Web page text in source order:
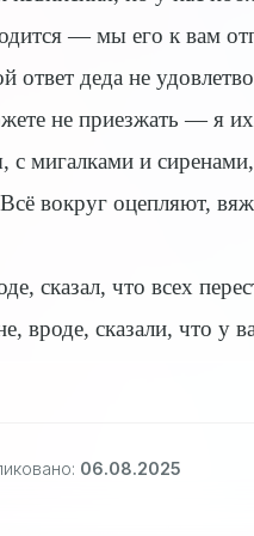
— мы его к вам
ответ деда не
не приезжать — я их
с мигалками и
вокруг оцепляют,
сказал, что всех
вроде, сказали, что у
06.08.2025